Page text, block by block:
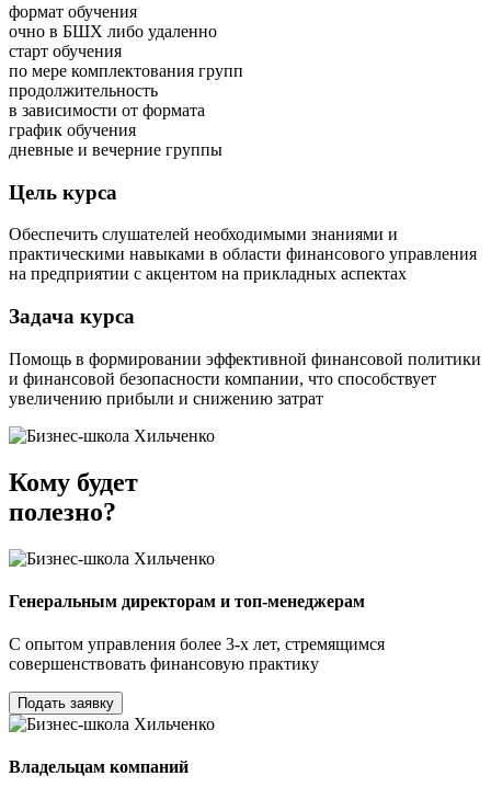
формат обучения
очно в БШХ либо удаленно
старт обучения
по мере комплектования групп
продолжительность
в зависимости от формата
график обучения
дневные и вечерние группы
Цель курса
Обеспечить слушателей необходимыми знаниями и
практическими навыками в области финансового управления
на предприятии с акцентом на прикладных аспектах
Задача курса
Помощь в формировании эффективной финансовой политики
и финансовой безопасности компании, что способствует
увеличению прибыли и снижению затрат
Кому будет
полезно?
Генеральным директорам и топ-менеджерам
С опытом управления более 3-х лет, стремящимся
совершенствовать финансовую практику
Подать заявку
Владельцам компаний